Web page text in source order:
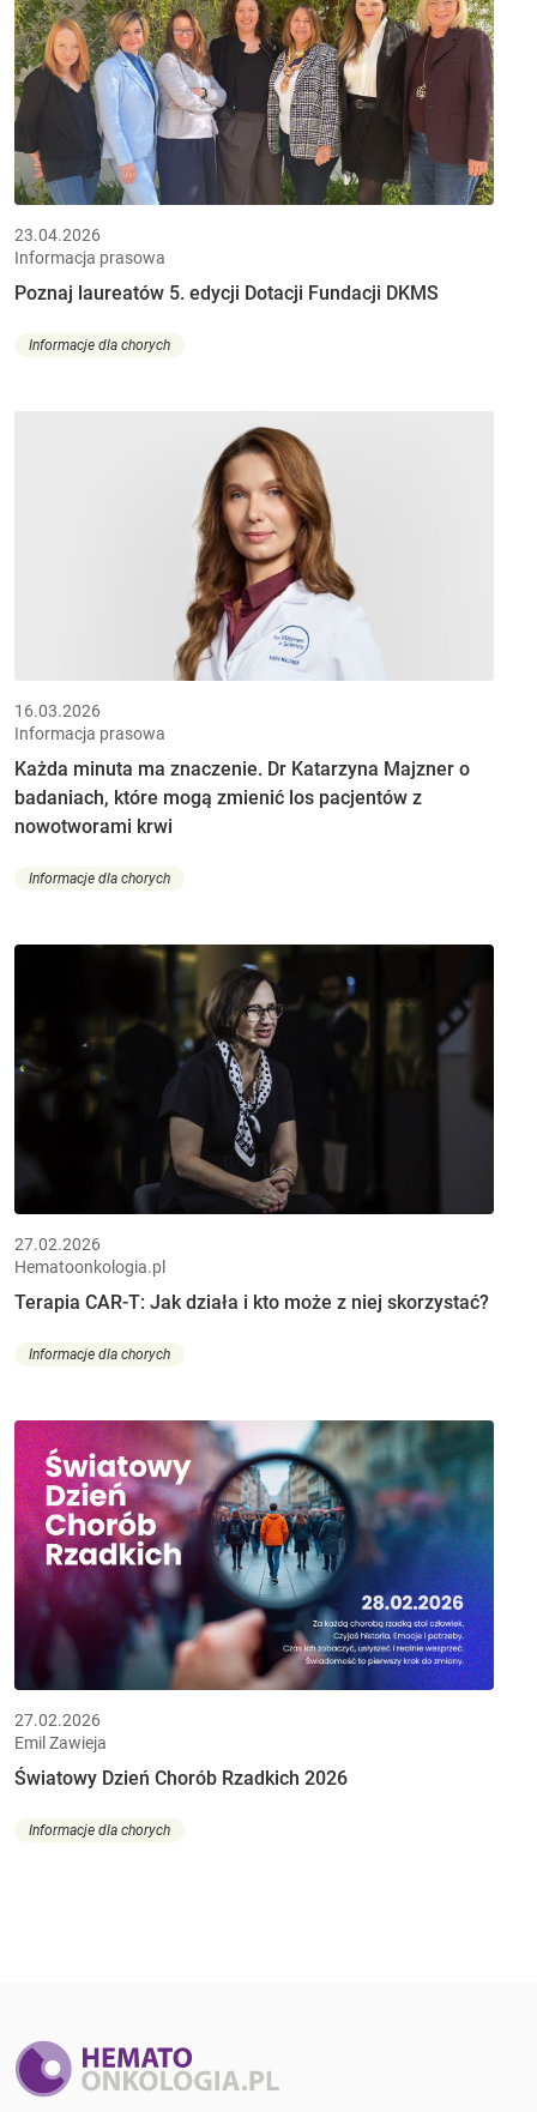
23.04.2026
Informacja prasowa
Poznaj laureatów 5. edycji Dotacji Fundacji DKMS
Informacje dla chorych
16.03.2026
Informacja prasowa
Każda minuta ma znaczenie. Dr Katarzyna Majzner o
badaniach, które mogą zmienić los pacjentów z
nowotworami krwi
Informacje dla chorych
27.02.2026
Hematoonkologia.pl
Terapia CAR-T: Jak działa i kto może z niej skorzystać?
Informacje dla chorych
27.02.2026
Emil Zawieja
Światowy Dzień Chorób Rzadkich 2026
Informacje dla chorych